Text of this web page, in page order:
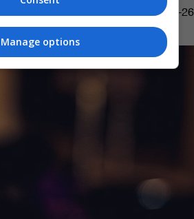
03:29 | 2020-09-26
Manage options